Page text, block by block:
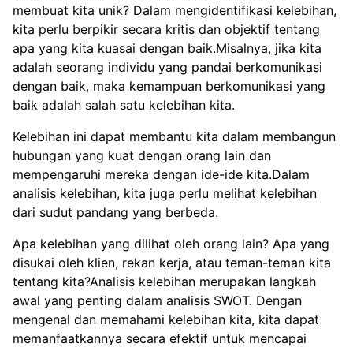
membuat kita unik? Dalam mengidentifikasi kelebihan,
kita perlu berpikir secara kritis dan objektif tentang
apa yang kita kuasai dengan baik.Misalnya, jika kita
adalah seorang individu yang pandai berkomunikasi
dengan baik, maka kemampuan berkomunikasi yang
baik adalah salah satu kelebihan kita.
Kelebihan ini dapat membantu kita dalam membangun
hubungan yang kuat dengan orang lain dan
mempengaruhi mereka dengan ide-ide kita.Dalam
analisis kelebihan, kita juga perlu melihat kelebihan
dari sudut pandang yang berbeda.
Apa kelebihan yang dilihat oleh orang lain? Apa yang
disukai oleh klien, rekan kerja, atau teman-teman kita
tentang kita?Analisis kelebihan merupakan langkah
awal yang penting dalam analisis SWOT. Dengan
mengenal dan memahami kelebihan kita, kita dapat
memanfaatkannya secara efektif untuk mencapai